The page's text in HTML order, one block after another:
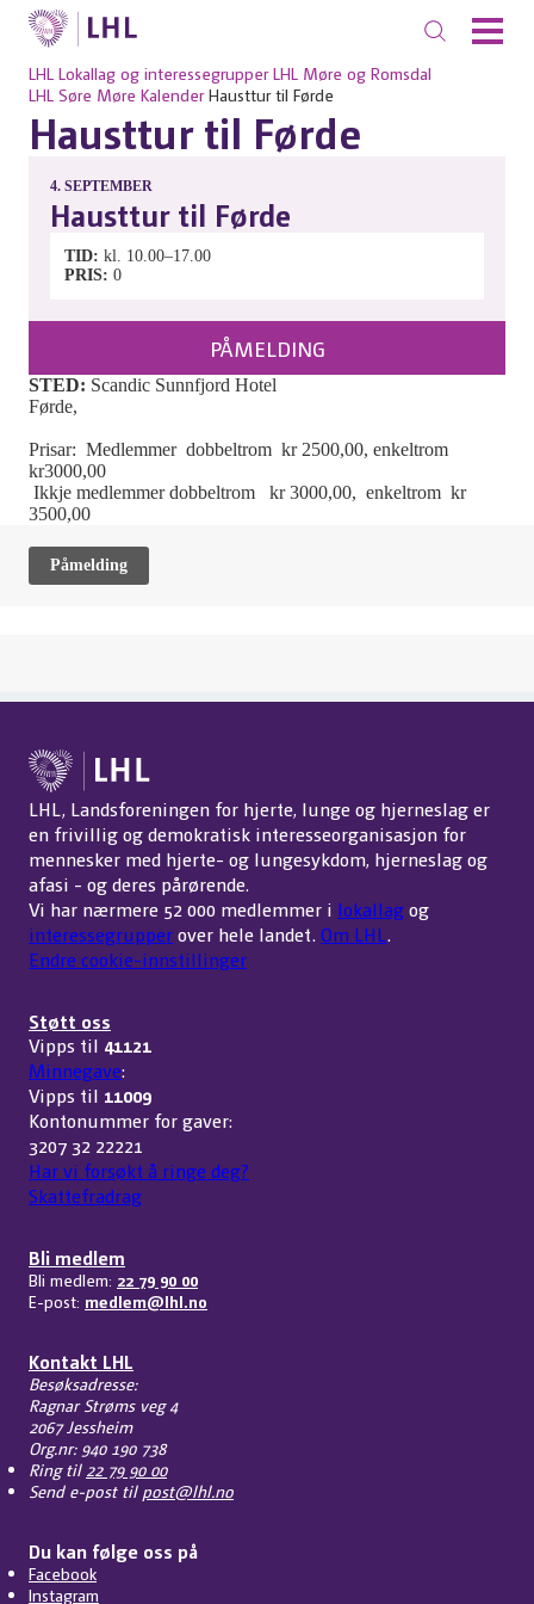
LHL Lokallag og interessegrupper LHL Møre og Romsdal
LHL Søre Møre Kalender Hausttur til Førde
Hausttur til Førde
4. SEPTEMBER
Hausttur til Førde
TID kl. 10.00–17.00
PRIS 0
PÅMELDING
STED: Scandic Sunnfjord Hotel
Førde,
Prisar: Medlemmer dobbeltrom kr 2500,00, enkeltrom
kr3000,00
Ikkje medlemmer dobbeltrom kr 3000,00, enkeltrom kr
3500,00
Påmelding
LHL, Landsforeningen for hjerte, lunge og hjerneslag er
en frivillig og demokratisk interesseorganisasjon for
mennesker med hjerte- og lungesykdom, hjerneslag og
afasi - og deres pårørende.
Vi har nærmere 52 000 medlemmer i lokallagog
interessegrupperover hele landet. Om LHL.
Endre cookie-innstillinger
Støtt oss
Vipps til 41121
Minnegave:
Vipps til 11009
Kontonummer for gaver:
3207 32 22221
Har vi forsøkt å ringe deg?
Skattefradrag
Bli medlem
Bli medlem: 22 79 90 00
E-post: medlem@lhl.no
Kontakt LHL
Besøksadresse:
Ragnar Strøms veg 4
2067 Jessheim
Org.nr: 940 190 738
Ring til 22 79 90 00
Send e-post til post@lhl.no
Du kan følge oss på
Facebook
Instagram